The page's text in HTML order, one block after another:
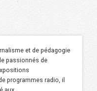
et de pédagogie
passionnés de
programmes radio, il